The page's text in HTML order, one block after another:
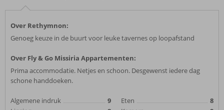
Over Rethymnon:
Genoeg keuze in de buurt voor leuke tavernes op loopafstand
Over Fly & Go Missiria Appartementen:
Prima accommodatie. Netjes en schoon. Desgewenst iedere dag
schone handdoeken.
Algemene indruk
9
Eten
8